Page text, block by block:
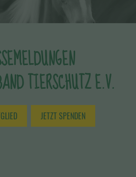
TIERSCHUTZ E.V.
JETZT SPENDEN